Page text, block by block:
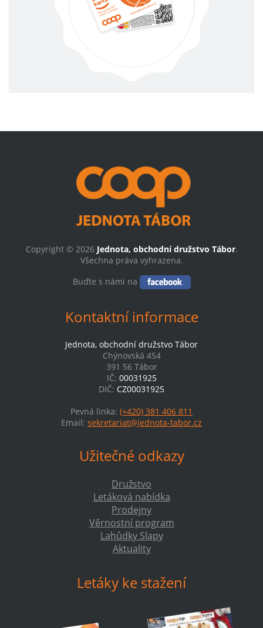
Copyright © 2026 Jednota, obchodní družstvo Tábor.
Všechna práva vyhrazena.
Buďte s námi na
Kontaktní informace
Jednota, obchodní družstvo Tábor
Chýnovská 454
391 56 Tábor
IČ: 00031925
DIČ: CZ00031925
Pevná linka: (+420) 381 406 811
Email: sekretariat@jednota-tabor.cz
Užitečné odkazy
Družstvo
Letáková nabídka
Prodejny
Věrnostní program
Lahůdky Slapy
Aktuality
Letáky ke stažení